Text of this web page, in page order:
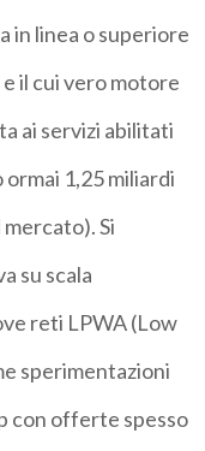
in linea o superiore
il cui vero motore
ai servizi abilitati
1,25 miliardi
Si
su scala
reti LPWA (Low
sperimentazioni
con offerte spesso